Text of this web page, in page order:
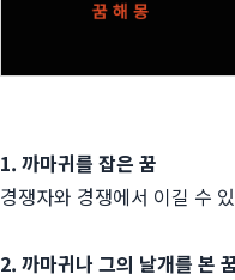
1. 까마귀를 잡은 꿈
경쟁자와 경쟁에서 이길 수
2. 까마귀나 그의 날개를 본